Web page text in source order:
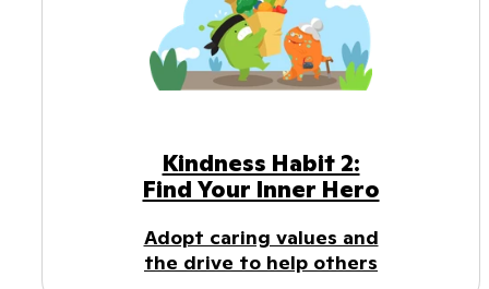
Kindness Habit 2:
Find Your Inner Hero
Adopt caring values and
the drive to help others